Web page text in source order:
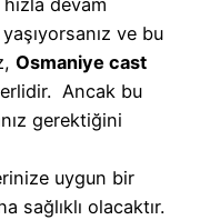
devam
ve bu
Osmaniye cast
Ancak bu
gerektiğini
uygun bir
sağlıklı olacaktır.